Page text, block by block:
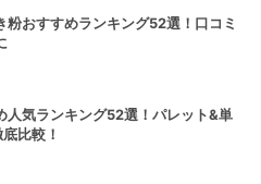
粉おすすめランキング52選！口コミ
人気ランキング52選！パレット&単
比較！